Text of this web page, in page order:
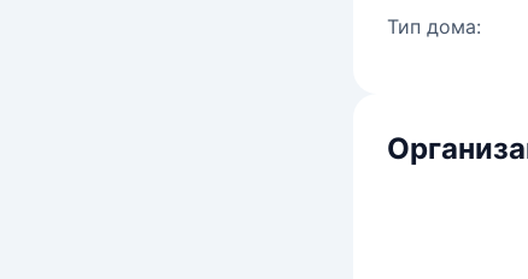
Тип дома: